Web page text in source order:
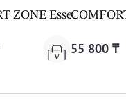
Gel
ZONE Essential Face
55 800 ₸